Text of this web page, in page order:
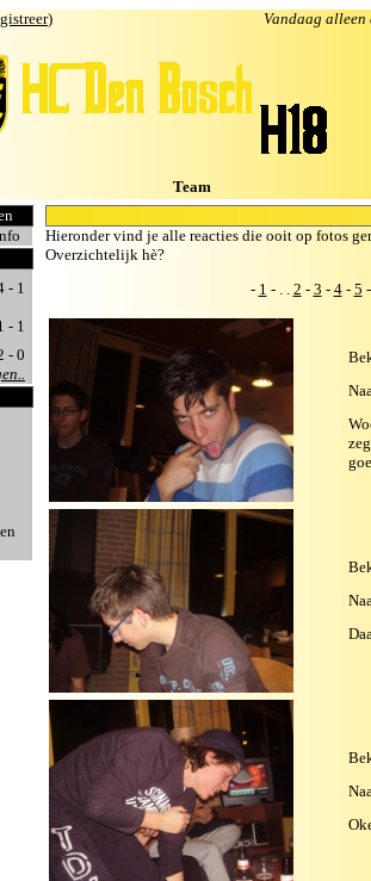
) Vandaag
Team
- 1
- 1
- 0
Hieronder vind je alle reacties die ooit op fotos
Overzichtelijk hè?
- 1 - . . 2 - 3 - 4- 5